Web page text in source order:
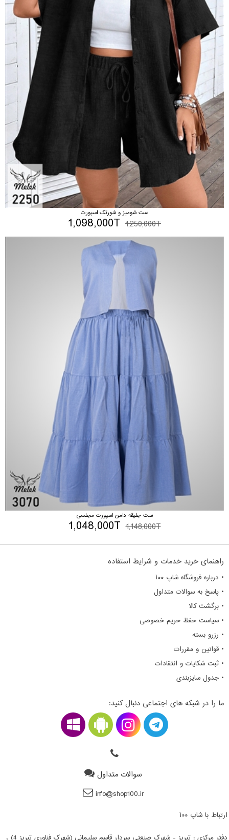
ست شومیز و شورتک اسپورت
1,250,000T
1,098,000T
ست جلیقه دامن اسپورت مجلسی
1,148,000T
1,048,000T
راهنمای خرید خدمات و شرایط استفاده
• درباره فروشگاه شاپ ۱۰۰
• پاسخ به سوالات متداول
• برگشت کالا
• سیاست حفظ حریم خصوصی
• رزرو بسته
• قوانین و مقررات
• ثبت شکایات و انتقادات
• جدول سایزبندی
ما را در شبکه های اجتماعی دنبال کنید:
سوالات متداول
info@shop100.ir
ارتباط با شاپ ۱۰۰